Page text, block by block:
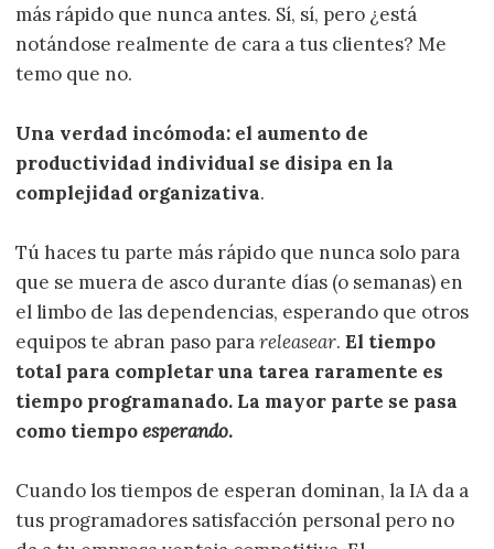
más rápido que nunca antes. Sí, sí, pero ¿está
notándose realmente de cara a tus clientes? Me
temo que no.
Una verdad incómoda: el aumento de
productividad individual se disipa en la
complejidad organizativa.
Tú haces tu parte más rápido que nunca solo para
que se muera de asco durante días (o semanas) en
el limbo de las dependencias, esperando que otros
equipos te abran paso parareleasear.El tiempo
total para completar una tarea raramente es
tiempo programanado. La mayor parte se pasa
como tiempoesperando.
Cuando los tiempos de esperan dominan, la IA da a
tus programadores satisfacción personal pero no